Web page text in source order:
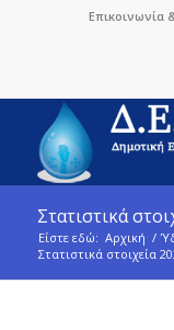
Επικοινωνία
Στατιστικά
Είστε εδώ: Αρχική /
Στατιστικά στοιχεία